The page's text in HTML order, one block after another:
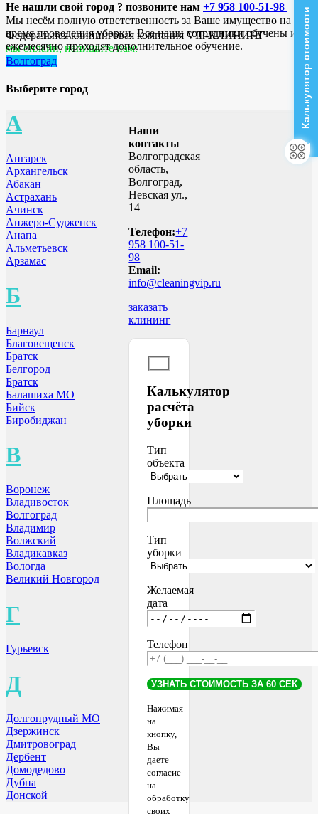
Не нашли свой город ? позвоните нам +7 958 100-51-98
Федеральная клининговая компания VIP-КЛИНИНГ
мы онлайн, напишите нам:
Волгоград
Выберите город
А
Ангарск
Архангельск
Абакан
Астрахань
Ачинск
Анжеро-Судженск
Анапа
Альметьевск
Арзамас
Б
Барнаул
Благовещенск
Братск
Белгород
Братск
Балашиха МО
Бийск
Биробиджан
В
Воронеж
Владивосток
Волгоград
Владимир
Волжский
Владикавказ
Вологда
Великий Новгород
Г
Гурьевск
Д
Долгопрудный МО
Дзержинск
Дмитровоград
Дербент
Домодедово
Дубна
Донской
Мы несём полную ответственность за Ваше имущество на
время проведения уборки. Все наши сотрудники обучены и
ежемесячно проходят дополнительное обучение.
Наши
контакты
Волгоградская
область,
Волгоград,
Невская ул.,
14
Телефон:+7
958 100-51-
98
Email:
info@cleaningvip.ru
заказать
клининг
Калькулятор
расчёта
уборки
Тип
объекта
Площадь
Тип
уборки
Желаемая
дата
Телефон
Нажимая
на
кнопку,
Вы
даете
согласие
на
обработку
своих
Калькулятор стоимости